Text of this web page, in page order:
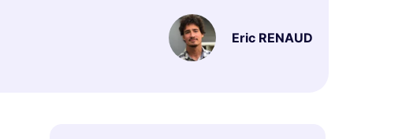
Eric RENAUD